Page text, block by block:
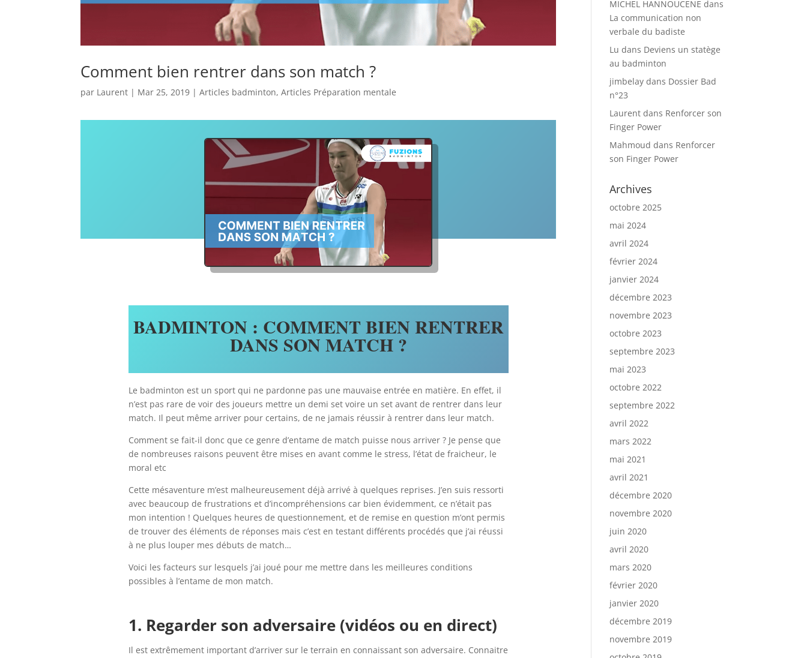
Comment bien rentrer dans son match ?
par Laurent | Mar 25, 2019 |Articles badminton,Articles Préparation mentale
BADMINTON : COMMENT BIEN RENTRER
DANS SON MATCH ?
Le badminton est un sport qui ne pardonne pas une mauvaise entrée en matière. En effet, il
n’est pas rare de voir des joueurs mettre un demi set voire un set avant de rentrer dans leur
match. Il peut même arriver pour certains, de ne jamais réussir à rentrer dans leur match.
Comment se fait-il donc que ce genre d’entame de match puisse nous arriver ? Je pense que
de nombreuses raisons peuvent être mises en avant comme le stress, l’état de fraicheur, le
moral etc
Cette mésaventure m’est malheureusement déjà arrivé à quelques reprises. J’en suis ressorti
avec beaucoup de frustrations et d’incompréhensions car bien évidemment, ce n’était pas
mon intention ! Quelques heures de questionnement, et de remise en question m’ont permis
de trouver des éléments de réponses mais c’est en testant différents procédés que j’ai réussi
à ne plus louper mes débuts de match…
Voici les facteurs sur lesquels j’ai joué pour me mettre dans les meilleures conditions
possibles à l’entame de mon match.
1. Regarder son adversaire (vidéos ou en direct)
Il est extrêmement important d’arriver sur le terrain en connaissant son adversaire. Connaitre
MICHEL HANNOUCENE dans
La communication non
verbale du badiste
Lu dans Deviens un statège
au badminton
jimbelay dans Dossier Bad
n°23
Laurent dans Renforcer son
Finger Power
Mahmoud dans Renforcer
son Finger Power
Archives
octobre 2025
mai 2024
avril 2024
février 2024
janvier 2024
décembre 2023
novembre 2023
octobre 2023
septembre 2023
mai 2023
octobre 2022
septembre 2022
avril 2022
mars 2022
mai 2021
avril 2021
décembre 2020
novembre 2020
juin 2020
avril 2020
mars 2020
février 2020
janvier 2020
décembre 2019
novembre 2019